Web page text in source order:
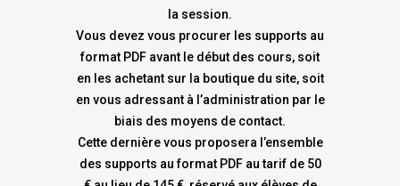
la session.
Vous devez vous procurer les supports au
format PDF avant le début des cours, soit
en les achetant sur la boutique du site, soit
en vous adressant à l’administration par le
biais des moyens de contact.
Cette dernière vous proposera l’ensemble
des supports au format PDF au tarif de 50